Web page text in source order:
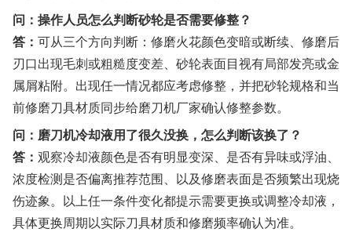
问：操作人员怎么判断砂轮是否需要修整？
答： 可从三个方向判断：修磨火花颜色变暗或断续、修磨后
刃口出现毛刺或粗糙度变差、砂轮表面目视有局部发亮或金
属屑粘附。出现任一情况都应考虑修整，并把砂轮规格和当
前修磨刀具材质同步给磨刀机厂家确认修整参数。
问：磨刀机冷却液用了很久没换，怎么判断该换了？
答： 观察冷却液颜色是否有明显变深、是否有异味或浮油、
浓度检测是否偏离推荐范围、以及修磨表面是否频繁出现烧
伤迹象。以上任一条件变化都提示需要更换或调整冷却液，
具体更换周期以实际刀具材质和修磨频率确认为准。